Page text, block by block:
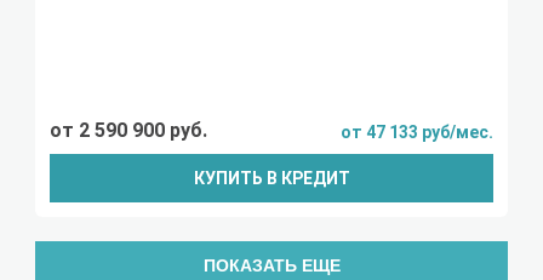
от 2 590 900 руб. от 47 133 руб/мес.
КУПИТЬ В КРЕДИТ
ПОКАЗАТЬ ЕЩЕ